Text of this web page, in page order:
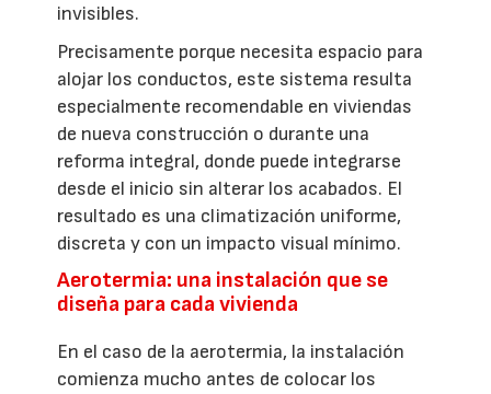
invisibles.
Precisamente porque necesita espacio para
alojar los conductos, este sistema resulta
especialmente recomendable en viviendas
de nueva construcción o durante una
reforma integral, donde puede integrarse
desde el inicio sin alterar los acabados. El
resultado es una climatización uniforme,
discreta y con un impacto visual mínimo.
Aerotermia: una instalación que se
diseña para cada vivienda
En el caso de la aerotermia, la instalación
comienza mucho antes de colocar los